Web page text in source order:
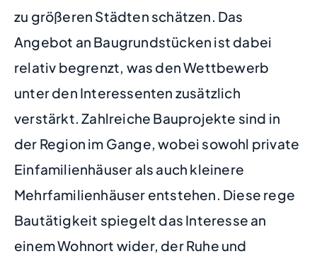
zu größeren Städten schätzen. Das
Angebot an Baugrundstücken ist dabei
relativ begrenzt, was den Wettbewerb
unter den Interessenten zusätzlich
verstärkt. Zahlreiche Bauprojekte sind in
der Region im Gange, wobei sowohl private
Einfamilienhäuser als auch kleinere
Mehrfamilienhäuser entstehen. Diese rege
Bautätigkeit spiegelt das Interesse an
einem Wohnort wider, der Ruhe und